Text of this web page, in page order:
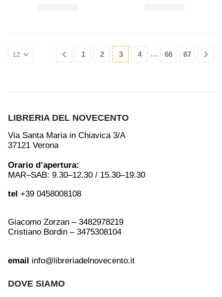
1 2 3 4 … 66 67
LIBRERIA DEL NOVECENTO
Via Santa Maria in Chiavica 3/A
37121 Verona
Orario d’apertura:
MAR–SAB: 9.30–12.30 / 15.30–19.30
tel +39 0458008108
Giacomo Zorzan – 3482978219
Cristiano Bordin – 3475308104
email info@libreriadelnovecento.it
DOVE SIAMO